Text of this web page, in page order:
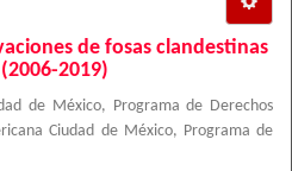
de fosas clandestinas
2019)
de México, Programa de Derechos
Ciudad de México, Programa de